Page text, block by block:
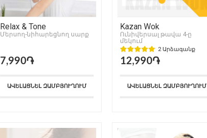
Relax & Tone
Մերսող-նիհարեցնող սարք
7,990֏
ԱՎԵԼԱՑՆԵԼ ԶԱՄԲՅՈՒՂՈՒՄ
Kazan Wok
Ունիվերսալ թավա 4-ը
մեկում
2 Արձագանք
12,990֏
ԱՎԵԼԱՑՆԵԼ ԶԱՄԲՅՈՒՂՈՒՄ